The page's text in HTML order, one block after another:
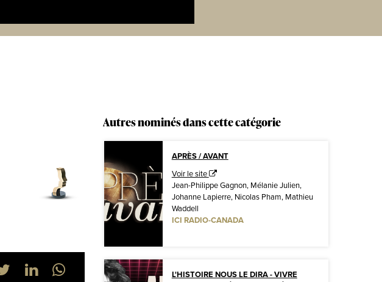
Autres nominés dans cette catégorie
APRÈS / AVANT
Voir le site
Jean-Philippe Gagnon, Mélanie Julien,
Johanne Lapierre, Nicolas Pham, Mathieu
Waddell
ICI RADIO-CANADA
L'HISTOIRE NOUS LE DIRA - VIVRE